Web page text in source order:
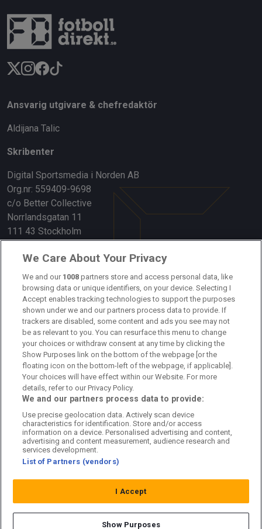
Ansvarig utgivare & chefredaktör
Aldijana Talic
Skribenter
Digital Sportsmedia i Norden AB
Org.nr: 559409-9698
c/o Better Collective
Norrlandsgatan 11
111 43 Stockholm
Länkar
Om oss
Kontakta oss
Kundtjänst
Sponsor: Rekatochklart
Annonsera på Fotbolldirekt
Redaktionell policy
Personuppgiftspolicy
Cookiepolicy
Arkiv
We Care About Your Privacy
We and our 1008 partners store and access personal data, like
browsing data or unique identifiers, on your device. Selecting I
Accept enables tracking technologies to support the purposes
shown under we and our partners process data to provide. If
trackers are disabled, some content and ads you see may not
be as relevant to you. You can resurface this menu to change
your choices or withdraw consent at any time by clicking the
Show Purposes link on the bottom of the webpage [or the
floating icon on the bottom-left of the webpage, if applicable].
Your choices will have effect within our Website. For more
details, refer to our Privacy Policy.
We and our partners process data to provide:
Use precise geolocation data. Actively scan device
characteristics for identification. Store and/or access
information on a device. Personalised advertising and content,
advertising and content measurement, audience research and
services development.
List of Partners (vendors)
I Accept
Show Purposes